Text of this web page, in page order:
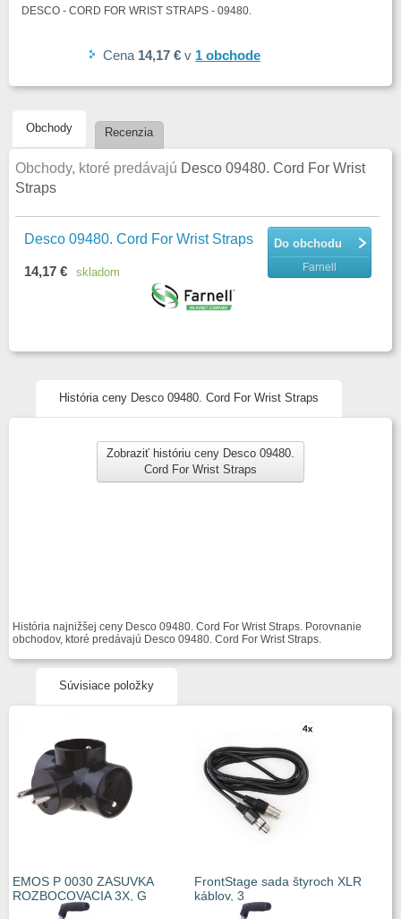
DESCO - CORD FOR WRIST STRAPS - 09480.
Cena 14,17 € v 1 obchode
Obchody Recenzia
Obchody, ktoré predávajú Desco 09480. Cord For Wrist
Straps
Desco 09480. Cord For Wrist Straps Do obchodu
Farnell
14,17 € skladom
História ceny Desco 09480. Cord For Wrist Straps
Zobraziť históriu ceny Desco 09480.
Cord For Wrist Straps
História najnižšej ceny Desco 09480. Cord For Wrist Straps. Porovnanie
obchodov, ktoré predávajú Desco 09480. Cord For Wrist Straps.
Súvisiace položky
EMOS P 0030 ZASUVKA
ROZBOCOVACIA 3X, G
FrontStage sada štyroch XLR
káblov, 3